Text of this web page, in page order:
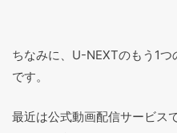
ちなみに、U-NEXTのもう1
です。
最近は公式動画配信サービス